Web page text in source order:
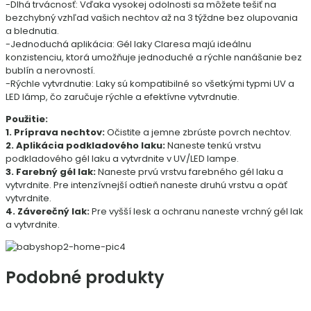
-Dlhá trvácnosť: Vďaka vysokej odolnosti sa môžete tešiť na
bezchybný vzhľad vašich nechtov až na 3 týždne bez olupovania
a blednutia.
-Jednoduchá aplikácia: Gél laky Claresa majú ideálnu
konzistenciu, ktorá umožňuje jednoduché a rýchle nanášanie bez
bublín a nerovností.
-Rýchle vytvrdnutie: Laky sú kompatibilné so všetkými typmi UV a
LED lámp, čo zaručuje rýchle a efektívne vytvrdnutie.
Použitie:
1. Príprava nechtov:Očistite a jemne zbrúste povrch nechtov.
2. Aplikácia podkladového laku:Naneste tenkú vrstvu
podkladového gél laku a vytvrdnite v UV/LED lampe.
3. Farebný gél lak:Naneste prvú vrstvu farebného gél laku a
vytvrdnite. Pre intenzívnejší odtieň naneste druhú vrstvu a opäť
vytvrdnite.
4. Záverečný lak:Pre vyšší lesk a ochranu naneste vrchný gél lak
a vytvrdnite.
Podobné produkty